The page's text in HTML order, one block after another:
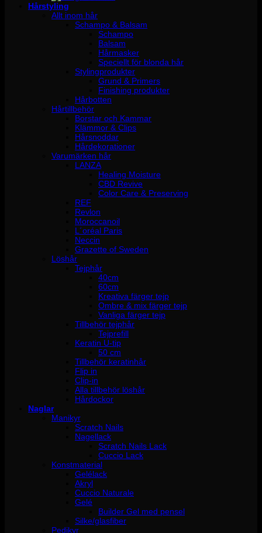
Hårstyling
Allt inom hår
Schampo & Balsam
Schampo
Balsam
Hårmasker
Speciellt för blonda hår
Stylingprodukter
Grund & Primers
Finishing produkter
Hårbotten
Hårtillbehör
Borstar och Kammar
Klämmor & Clips
Hårsnoddar
Hårdekorationer
Varumärken hår
LANZA
Healing Moisture
CBD Revive
Color Care & Preserving
REF
Revlon
Moroccanoil
L´oréal Paris
Neccin
Grazette of Sweden
Löshår
Tejphår
40cm
60cm
Kreativa färger tejp
Ombre & mix färger tejp
Vanliga färger tejp
Tillbehör tejphår
Tejprefill
Keratin U-tip
50 cm
Tillbehör keratinhår
Flip in
Clip-in
Alla tillbehör löshår
Hårdockor
Naglar
Manikyr
Scratch Nails
Nagellack
Scratch Nails Lack
Cuccio Lack
Konstmaterial
Gelélack
Akryl
Cuccio Naturale
Gelé
Builder Gel med pensel
Silke/glasfiber
Pedikyr